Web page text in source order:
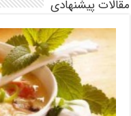
مقالات پیشنهادی